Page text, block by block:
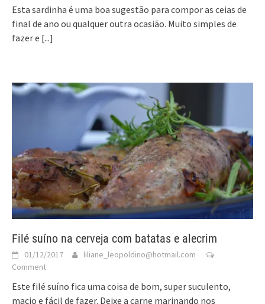
Esta sardinha é uma boa sugestão para compor as ceias de
final de ano ou qualquer outra ocasião. Muito simples de
fazer e [...]
Filé suíno na cerveja com batatas e alecrim
01/12/2017
liliane_leopoldino@hotmail.com
Comment
Este filé suíno fica uma coisa de bom, super suculento,
macio e fácil de fazer. Deixe a carne marinando nos